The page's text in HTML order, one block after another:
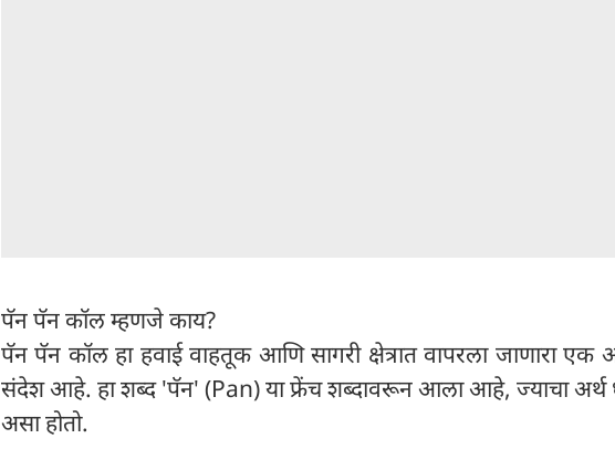
पॅन पॅन कॉल म्हणजे काय?
पॅन पॅन कॉल हा हवाई वाहतूक आणि सागरी क्षेत्रात वापरला जाणारा एक
संदेश आहे. हा शब्द 'पॅन' (Pan) या फ्रेंच शब्दावरून आला आहे, ज्याचा अर्थ
असा होतो.